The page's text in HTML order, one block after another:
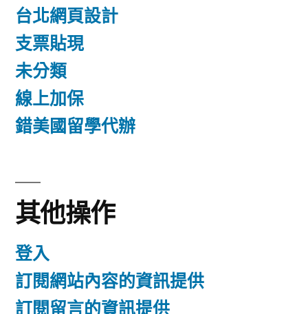
台北網頁設計
支票貼現
未分類
線上加保
錯美國留學代辦
其他操作
登入
訂閱網站內容的資訊提供
訂閱留言的資訊提供